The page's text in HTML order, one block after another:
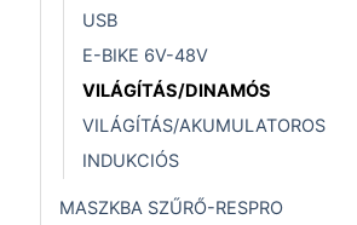
USB
E-BIKE 6V-48V
VILÁGÍTÁS/DINAMÓS
VILÁGÍTÁS/AKUMULATOROS
INDUKCIÓS
MASZKBA SZŰRŐ-RESPRO